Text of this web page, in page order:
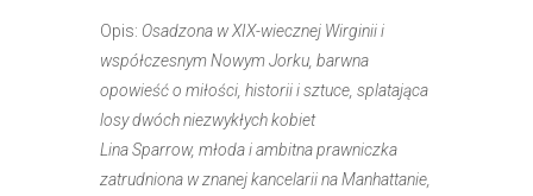
Opis: Osadzona w XIX-wiecznej Wirginii i
współczesnym Nowym Jorku, barwna
opowieść o miłości, historii i sztuce, splatająca
losy dwóch niezwykłych kobiet
Lina Sparrow, młoda i ambitna prawniczka
zatrudniona w znanej kancelarii na Manhattanie,